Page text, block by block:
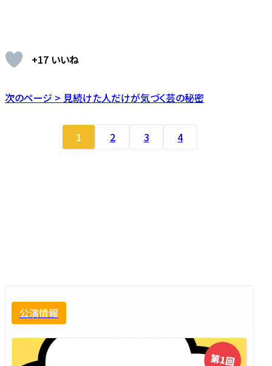
+17 いいね
次のページ > 見続けた人だけが気づく芸の秘密
1 2 3 4
公演情報